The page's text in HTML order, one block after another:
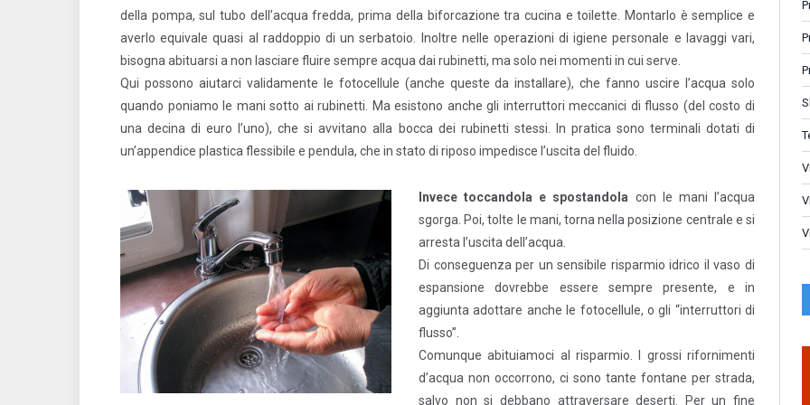
della pompa, sul tubo dell’acqua fredda, prima della biforcazione tra cucina e toilette. Montarlo è semplice e
averlo equivale quasi al raddoppio di un serbatoio. Inoltre nelle operazioni di igiene personale e lavaggi vari,
bisogna abituarsi a non lasciare fluire sempre acqua dai rubinetti, ma solo nei momenti in cui serve.
Qui possono aiutarci validamente le fotocellule (anche queste da installare), che fanno uscire l’acqua solo
quando poniamo le mani sotto ai rubinetti. Ma esistono anche gli interruttori meccanici di flusso (del costo di
una decina di euro l’uno), che si avvitano alla bocca dei rubinetti stessi. In pratica sono terminali dotati di
un’appendice plastica flessibile e pendula, che in stato di riposo impedisce l’uscita del fluido.
Invece toccandola e spostandola con le mani l’acqua
sgorga. Poi, tolte le mani, torna nella posizione centrale e si
arresta l’uscita dell’acqua.
Di conseguenza per un sensibile risparmio idrico il vaso di
espansione dovrebbe essere sempre presente, e in
aggiunta adottare anche le fotocellule, o gli “interruttori di
flusso”.
Comunque abituiamoci al risparmio. I grossi rifornimenti
d’acqua non occorrono, ci sono tante fontane per strada,
salvo non si debbano attraversare deserti. Per un fine